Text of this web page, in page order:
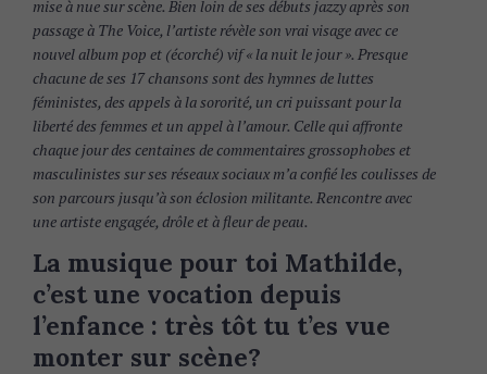
mise à nue sur scène. Bien loin de ses débuts jazzy après son
passage à The Voice, l’artiste révèle son vrai visage avec ce
nouvel album pop et (écorché) vif « la nuit le jour ». Presque
chacune de ses 17 chansons sont des hymnes de luttes
féministes, des appels à la sororité, un cri puissant pour la
liberté des femmes et un appel à l’amour. Celle qui affronte
chaque jour des centaines de commentaires grossophobes et
masculinistes sur ses réseaux sociaux m’a confié les coulisses de
son parcours jusqu’à son éclosion militante. Rencontre avec
une artiste engagée, drôle et à fleur de peau.
La musique pour toi Mathilde,
c’est une vocation depuis
l’enfance : très tôt tu t’es vue
monter sur scène?